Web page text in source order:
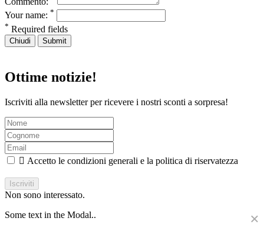
Your name: *
* Required fields
Chiudi Submit
Ottime notizie!
Iscriviti alla newsletter per ricevere i nostri sconti a sorpresa!
 Accetto le condizioni generali e la politica di riservatezza
Iscriviti
Non sono interessato.
×
Some text in the Modal..